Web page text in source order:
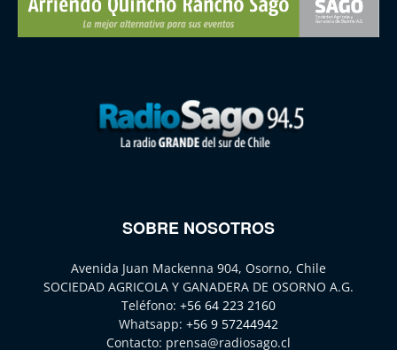
SOBRE NOSOTROS
Avenida Juan Mackenna 904, Osorno, Chile
SOCIEDAD AGRICOLA Y GANADERA DE OSORNO A.G.
Teléfono: +56 64 223 2160
Whatsapp: +56 9 57244942
Contacto: prensa@radiosago.cl